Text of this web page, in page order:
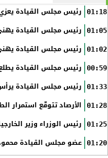
01:18 رئيس مجلس القيادة
01:05 رئيس مجلس القيادة
01:02 رئيس مجلس القيادة
00:59 رئيس مجلس القيادة
01:33 رئيس مجلس القيادة
01:28 الأرصاد تتوقّع استمرار
01:25 رئيس الوزراء وزير
01:20 عضو مجلس القيادة محمود